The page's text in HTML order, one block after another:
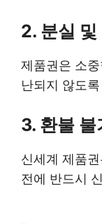
2. 분실 및
제품권은 소
난되지 않도
3. 환불 불
신세계 제품
전에 반드시